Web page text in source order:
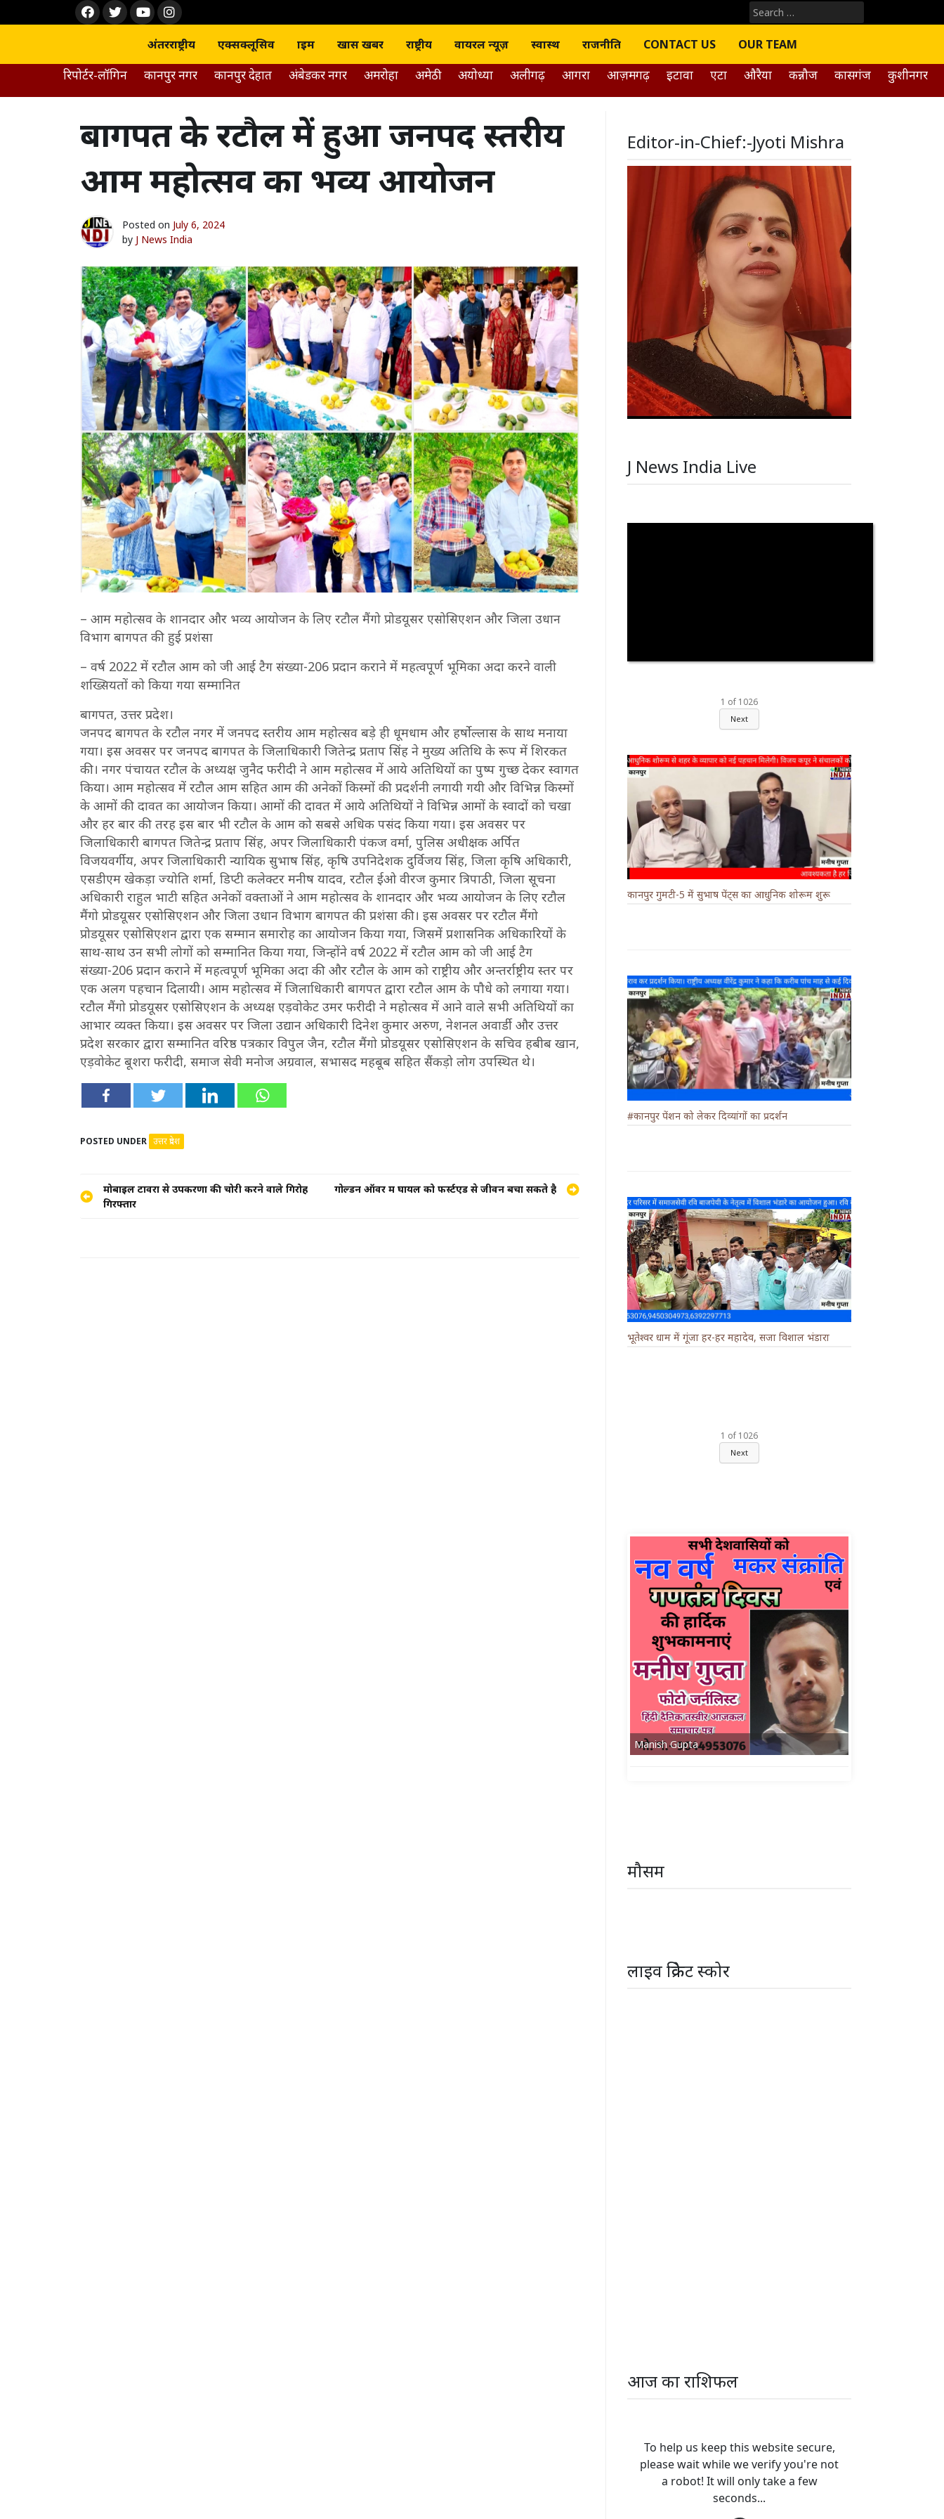
to
Face
boo
Twit
ter
Yout
ube
Inst
agra
m
J news India
Search
for:
अंतरराष्ट्रीय
एक्सक्लूसिव क्राइम खास खबर राष्ट्रीय वायरल न्यूज़ स्वास्थ राजनीति CONTACT US OUR TEAM
रिपोर्टर-लॉगिन कानपुर नगर कानपुर देहात अंबेडकर नगर अमरोहा अमेठी अयोध्या अलीगढ़ आगरा आज़मगढ़ इटावा एटा औरैया कन्नौज कासगंज कुशीनगर
बागपत के रटौल में हुआ जनपद स्तरीय
आम महोत्सव का भव्य आयोजन
Posted on July 6, 2024
by J News India
– आम महोत्सव के शानदार और भव्य आयोजन के लिए रटौल मैंगो प्रोडयूसर एसोसिएशन और जिला उधान
विभाग बागपत की हुई प्रशंसा
– वर्ष 2022 में रटौल आम को जी आई टैग संख्या-206 प्रदान कराने में महत्वपूर्ण भूमिका अदा करने वाली
शख्सियतों को किया गया सम्मानित
बागपत, उत्तर प्रदेश।
जनपद बागपत के रटौल नगर में जनपद स्तरीय आम महोत्सव बड़े ही धूमधाम और हर्षोल्लास के साथ मनाया
गया। इस अवसर पर जनपद बागपत के जिलाधिकारी जितेन्द्र प्रताप सिंह ने मुख्य अतिथि के रूप में शिरकत
की। नगर पंचायत रटौल के अध्यक्ष जुनैद फरीदी ने आम महोत्सव में आये अतिथियों का पुष्प गुच्छ देकर स्वागत
किया। आम महोत्सव में रटौल आम सहित आम की अनेकों किस्मों की प्रदर्शनी लगायी गयी और विभिन्न किस्मों
के आमों की दावत का आयोजन किया। आमों की दावत में आये अतिथियों ने विभिन्न आमों के स्वादों को चखा
और हर बार की तरह इस बार भी रटौल के आम को सबसे अधिक पसंद किया गया। इस अवसर पर
जिलाधिकारी बागपत जितेन्द्र प्रताप सिंह, अपर जिलाधिकारी पंकज वर्मा, पुलिस अधीक्षक अर्पित
विजयवर्गीय, अपर जिलाधिकारी न्यायिक सुभाष सिंह, कृषि उपनिदेशक दुर्विजय सिंह, जिला कृषि अधिकारी,
एसडीएम खेकड़ा ज्योति शर्मा, डिप्टी कलेक्टर मनीष यादव, रटौल ईओ वीरज कुमार त्रिपाठी, जिला सूचना
अधिकारी राहुल भाटी सहित अनेकों वक्ताओं ने आम महोत्सव के शानदार और भव्य आयोजन के लिए रटौल
मैंगो प्रोडयूसर एसोसिएशन और जिला उधान विभाग बागपत की प्रशंसा की। इस अवसर पर रटौल मैंगो
प्रोडयूसर एसोसिएशन द्वारा एक सम्मान समारोह का आयोजन किया गया, जिसमें प्रशासनिक अधिकारियों के
साथ-साथ उन सभी लोगों को सम्मानित किया गया, जिन्होंने वर्ष 2022 में रटौल आम को जी आई टैग
संख्या-206 प्रदान कराने में महत्वपूर्ण भूमिका अदा की और रटौल के आम को राष्ट्रीय और अन्तर्राष्ट्रीय स्तर पर
एक अलग पहचान दिलायी। आम महोत्सव में जिलाधिकारी बागपत द्वारा रटौल आम के पौधे को लगाया गया।
रटौल मैंगो प्रोडयूसर एसोसिएशन के अध्यक्ष एड़वोकेट उमर फरीदी ने महोत्सव में आने वाले सभी अतिथियों का
आभार व्यक्त किया। इस अवसर पर जिला उद्यान अधिकारी दिनेश कुमार अरुण, नेशनल अवार्डी और उत्तर
प्रदेश सरकार द्वारा सम्मानित वरिष्ठ पत्रकार विपुल जैन, रटौल मैंगो प्रोडयूसर एसोसिएशन के सचिव हबीब खान,
एड़वोकेट बूशरा फरीदी, समाज सेवी मनोज अग्रवाल, सभासद महबूब सहित सैंकड़ो लोग उपस्थित थे।
POSTED UNDER उत्तर प्रदेश
Postमोबाइल टावरों से उपकरणों की चोरी करने वाले गिरोह
गिरफ्तार
गोल्डन ऑवर में घायल को फर्स्टएड से जीवन बचा सकते है
Editor-in-Chief:-Jyoti Mishra
J News India Live
1 of 1026
Next
कानपुर गुमटी-5 में सुभाष पेंट्स का आधुनिक शोरूम शुरू
#कानपुर पेंशन को लेकर दिव्यांगों का प्रदर्शन
भूतेश्वर धाम में गूंजा हर-हर महादेव, सजा विशाल भंडारा
1 of 1026
Next
Manish Gupta
मौसम
लाइव क्रिकेट स्कोर
आज का राशिफल